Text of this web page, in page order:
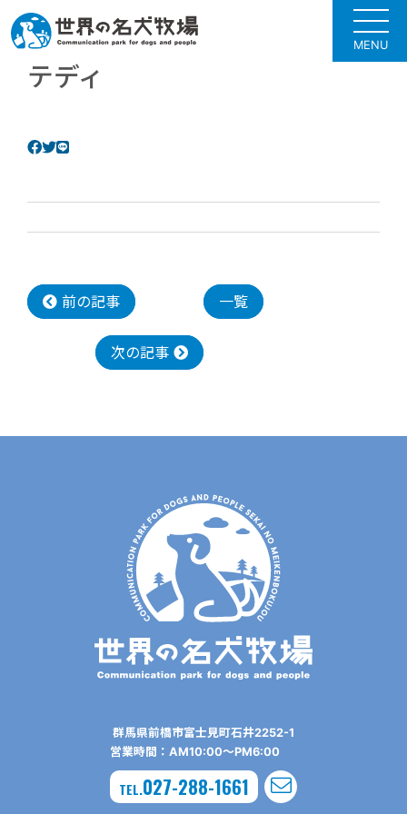
MENU
テディ
前の記事 一覧
次の記事
群⾺県前橋市富⼠⾒町⽯井2252-1
営業時間：AM10:00〜PM6:00
TEL.027-288-1661